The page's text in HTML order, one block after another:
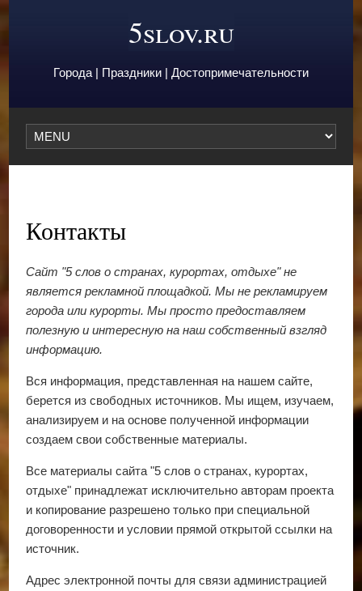
5slov.ru
Города | Праздники | Достопримечательности
Контакты
Сайт "5 слов о странах, курортах, отдыхе" не
является рекламной площадкой. Мы не рекламируем
города или курорты. Мы просто предоставляем
полезную и интересную на наш собственный взгляд
информацию.
Вся информация, представленная на нашем сайте,
берется из свободных источников. Мы ищем, изучаем,
анализируем и на основе полученной информации
создаем свои собственные материалы.
Все материалы сайта "5 слов о странах, курортах,
отдыхе" принадлежат исключительно авторам проекта
и копирование разрешено только при специальной
договоренности и условии прямой открытой ссылки на
источник.
Адрес электронной почты для связи администрацией